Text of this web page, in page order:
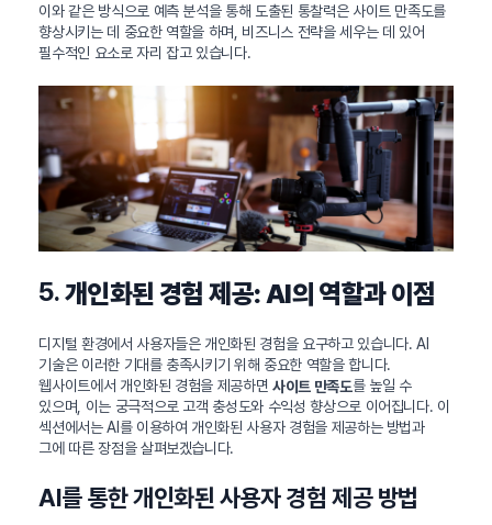
이와 같은 방식으로 예측 분석을 통해 도출된 통찰력은 사이트 만족도를
향상시키는 데 중요한 역할을 하며, 비즈니스 전략을 세우는 데 있어
필수적인 요소로 자리 잡고 있습니다.
5.개인화된 경험 제공: AI의 역할과 이점
디지털 환경에서 사용자들은 개인화된 경험을 요구하고 있습니다. AI
기술은 이러한 기대를 충족시키기 위해 중요한 역할을 합니다.
웹사이트에서 개인화된 경험을 제공하면사이트 만족도를 높일 수
있으며, 이는 궁극적으로 고객 충성도와 수익성 향상으로 이어집니다. 이
섹션에서는 AI를 이용하여 개인화된 사용자 경험을 제공하는 방법과
그에 따른 장점을 살펴보겠습니다.
AI를 통한 개인화된 사용자 경험 제공 방법